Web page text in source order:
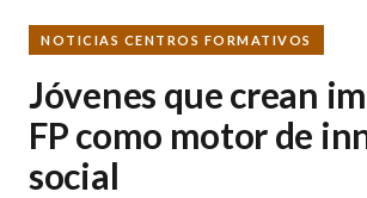
NOTICIAS CENTROS FORMATIVOS
Jóvenes que crean
FP como motor de
social